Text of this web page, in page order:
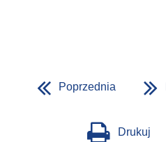
Poprzednia
Drukuj